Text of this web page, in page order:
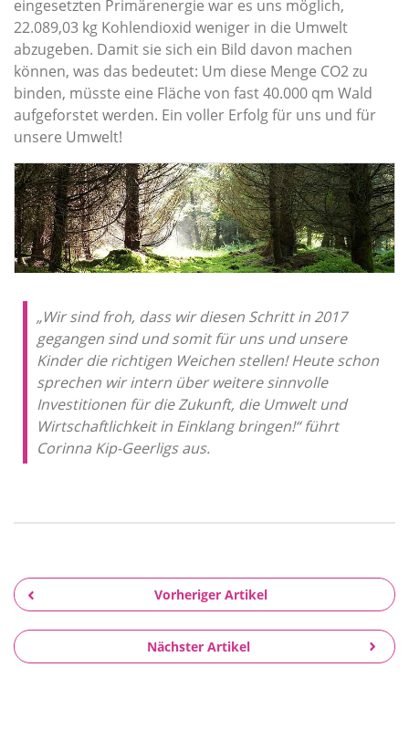
eingesetzten Primärenergie war es uns möglich,
22.089,03 kg Kohlendioxid weniger in die Umwelt
abzugeben. Damit sie sich ein Bild davon machen
können, was das bedeutet: Um diese Menge CO2 zu
binden, müsste eine Fläche von fast 40.000 qm Wald
aufgeforstet werden. Ein voller Erfolg für uns und für
unsere Umwelt!
„Wir sind froh, dass wir diesen Schritt in 2017
gegangen sind und somit für uns und unsere
Kinder die richtigen Weichen stellen! Heute schon
sprechen wir intern über weitere sinnvolle
Investitionen für die Zukunft, die Umwelt und
Wirtschaftlichkeit in Einklang bringen!“ führt
Corinna Kip-Geerligs aus.
Vorheriger Artikel
Nächster Artikel